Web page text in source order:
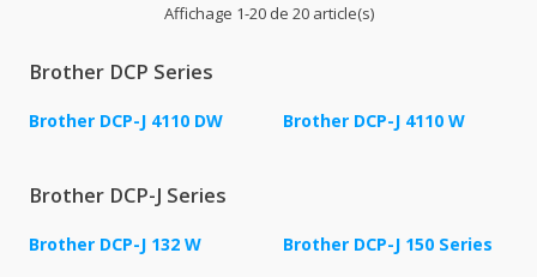
Affichage 1-20 de 20 article(s)
Brother DCP Series
Brother DCP-J 4110 DW Brother DCP-J 4110 W
Brother DCP-J Series
Brother DCP-J 132 W Brother DCP-J 150 Series